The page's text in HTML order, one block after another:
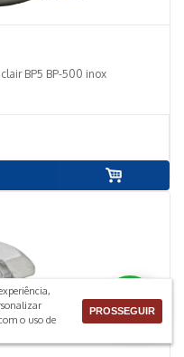
BP5 BP-500 inox
o uso de
PROSSEGUIR